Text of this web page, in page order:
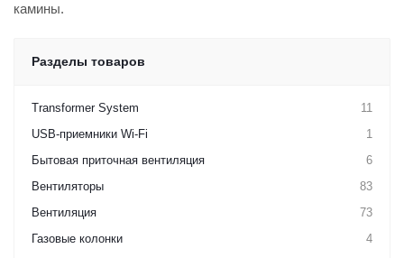
камины.
Разделы товаров
Transformer System
11
USB-приемники Wi-Fi
1
Бытовая приточная вентиляция
6
Вентиляторы
83
Вентиляция
73
Газовые колонки
4